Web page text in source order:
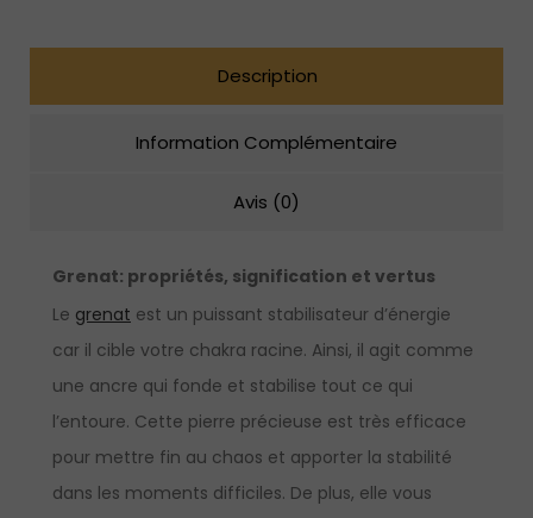
Description
Information Complémentaire
Avis (0)
Grenat: propriétés, signification et vertus
Le grenat est un puissant stabilisateur d’énergie
car il cible votre chakra racine. Ainsi, il agit comme
une ancre qui fonde et stabilise tout ce qui
l’entoure. Cette pierre précieuse est très efficace
pour mettre fin au chaos et apporter la stabilité
dans les moments difficiles. De plus, elle vous